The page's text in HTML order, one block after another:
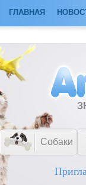
ГЛАВНАЯ
Собаки